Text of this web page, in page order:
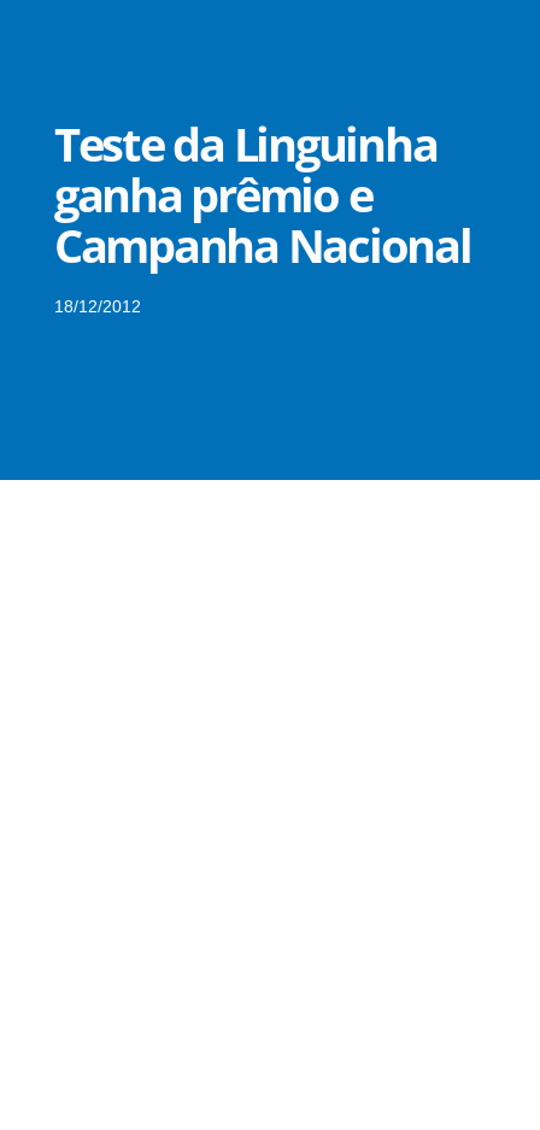
Teste da Linguinha
ganha prêmio e
Campanha Nacional
18/12/2012